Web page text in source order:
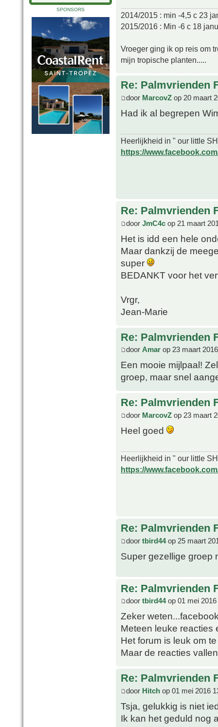
SPONSORS
2014/2015 : min -4,5 c 23
2015/2016 : Min -6 c 18
Vroeger ging ik op reis om
mijn tropische planten.....
Re: Palmvrienden
door MarcovZ op 20 maart
Had ik al begrepen
Heerlijkheid in " our little
https://
Re: Palmvrienden
door JmC4c op 21 maart
Het is idd een hele
Maar dankzij de
super
BEDANKT voor het
Vrgr,
Jean-Marie
Re: Palmvrienden
door Amar op 23 maart
Een mooie mijlpaal!
groep, maar snel
Re: Palmvrienden
door MarcovZ op 23 maart
Heel goed
Heerlijkheid in " our little
https://
Re: Palmvrienden
door tbird44op 25 maart
Super gezellige groep
Re: Palmvrienden
door tbird44op 01 mei 2016
Zeker
Meteen leuke reacties
Het forum is leuk om
Maar de reacties
Re: Palmvrienden
door Hitch op 01 mei 2016
Tsja, gelukkig is niet
Ik kan het geduld nog